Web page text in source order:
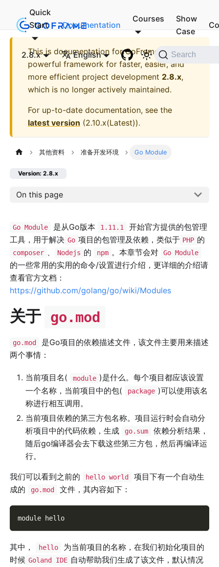
Quick
Start
Documentation
Courses
Show
Case
2.8.x English Search
This is documentation forGoFrame - A
powerful framework for faster, easier, and
more efficient project development 2.8.x,
which is no longer actively maintained.
For up-to-date documentation, see the
latest version (2.10.x(Latest)).
其他资料 准备开发环境 Go Module
Version: 2.8.x
On this page
Go Module 是从Go版本 1.11.1
开始官方提供的包管理
工具，用于解决 Go 项目的包管理及依赖，类似于 PHP 的
composer 、 Nodejs 的 npm 。本章节会对 Go Module
的一些常用的实用的命令/设置进行介绍，更详细的介绍请
查看官方文档：
https://github.com/golang/go/wiki/Modules
关于 go.mod
go.mod
是Go项目的依赖描述文件，该文件主要用来描述
两个事情：
当前项目名( module )是什么。每个项目都应该设置
一个名称，当前项目中的包(
package )可以使用该名
称进行相互调用。
当前项目依赖的第三方包名称。项目运行时会自动分
析项目中的代码依赖，生成
go.sum
依赖分析结果，
随后go编译器会去下载这些第三方包，然后再编译运
行。
我们可以看到之前的 hello world
项目下有一个自动生
成的
go.mod 文件，其内容如下：
module hello
其中， hello
为当前项目的名称，在我们初始化项目的
时候 Goland IDE 自动帮助我们生成了该文件，默认情况